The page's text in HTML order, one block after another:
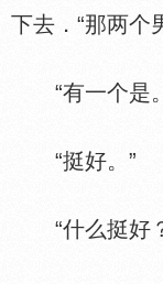
下去．“那两个
“有一个是。
“挺好。”
“什么挺好？